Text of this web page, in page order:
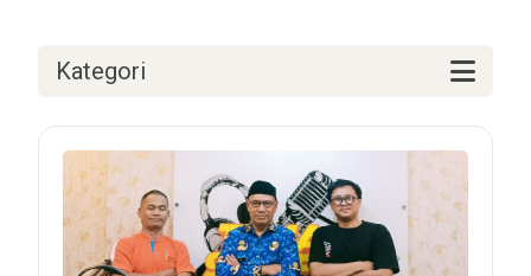
Kategori